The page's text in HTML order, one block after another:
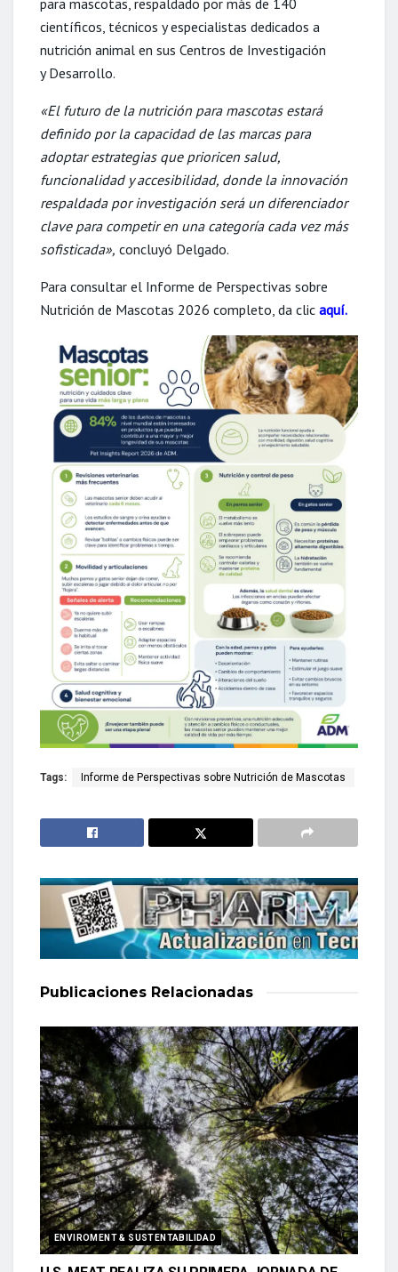
para mascotas, respaldado por más de 140
científicos, técnicos y especialistas dedicados a
nutrición animal en sus Centros de Investigación
y Desarrollo.
«El futuro de la nutrición para mascotas estará
definido por la capacidad de las marcas para
adoptar estrategias que prioricen salud,
funcionalidad y accesibilidad, donde la innovación
respaldada por investigación será un diferenciador
clave para competir en una categoría cada vez más
sofisticada», concluyó Delgado.
Para consultar el Informe de Perspectivas sobre
Nutrición de Mascotas 2026 completo, da clic aquí.
Tags: Informe de Perspectivas sobre Nutrición de Mascotas
Publicaciones Relacionadas
ENVIROMENT & SUSTENTABILIDAD